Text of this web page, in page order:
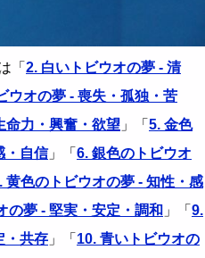
「 2. 白いトビウオの夢 - 清
ウオの夢 - 喪失・孤独・苦
命力・興奮・欲望 」「 5. 金色
・自信」「 6. 銀色のトビウオ
黄色のトビウオの夢 - 知性・感
の夢 - 堅実・安定・調和 」「 9.
・共存 」「 10. 青いトビウオの